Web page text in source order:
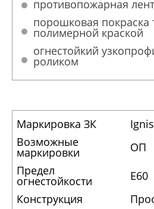
противопожарная
порошковая покраска
полимерной краской
огнестойкий
роликом
Маркировка ЗК
Возможные
маркировки
ОП
Предел
огнестойкости
E60
Конструкция